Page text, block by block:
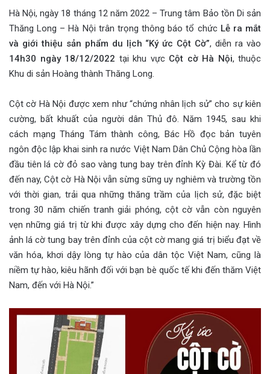
Hà Nội, ngày 18 tháng 12 năm 2022 – Trung tâm Bảo tồn Di sản
Thăng Long – Hà Nội trân trọng thông báo tổ chức Lễ ra mắt
và giới thiệu sản phẩm du lịch “Ký ức Cột Cờ”, diễn ra vào
14h30 ngày 18/12/2022 tại khu vực Cột cờ Hà Nội, thuộc
Khu di sản Hoàng thành Thăng Long.
Cột cờ Hà Nội được xem như “chứng nhân lịch sử” cho sự kiên
cường, bất khuất của người dân Thủ đô. Năm 1945, sau khi
cách mạng Tháng Tám thành công, Bác Hồ đọc bản tuyên
ngôn độc lập khai sinh ra nước Việt Nam Dân Chủ Cộng hòa lần
đầu tiên lá cờ đỏ sao vàng tung bay trên đỉnh Kỳ Đài. Kể từ đó
đến nay, Cột cờ Hà Nội vẫn sừng sững uy nghiêm và trường tồn
với thời gian, trải qua những thăng trầm của lịch sử, đặc biệt
trong 30 năm chiến tranh giải phóng, cột cờ vẫn còn nguyên
vẹn những giá trị từ khi được xây dựng cho đến hiện nay. Hình
ảnh lá cờ tung bay trên đỉnh của cột cờ mang giá trị biểu đạt về
văn hóa, khơi dậy lòng tự hào của dân tộc Việt Nam, cũng là
niềm tự hào, kiêu hãnh đối với bạn bè quốc tế khi đến thăm Việt
Nam, đến với Hà Nội.”